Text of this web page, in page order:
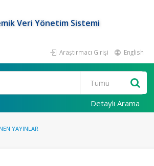
Veri Yönetim Sistemi
Araştırmacı Girişi English
Detaylı Arama
YAYINLAR